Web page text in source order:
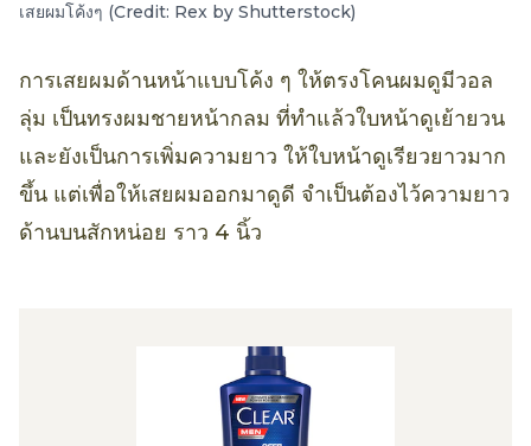
เสยผมโค้งๆ (Credit: Rex by Shutterstock)
การเสยผมด้านหน้าแบบโค้ง ๆ ให้ตรงโคนผมดูมีวอล
ลุ่ม เป็นทรงผมชายหน้ากลม ที่ทำแล้วใบหน้าดูเย้ายวน
และยังเป็นการเพิ่มความยาว ให้ใบหน้าดูเรียวยาวมาก
ขึ้น แต่เพื่อให้เสยผมออกมาดูดี จำเป็นต้องไว้ความยาว
ด้านบนสักหน่อย ราว 4 นิ้ว